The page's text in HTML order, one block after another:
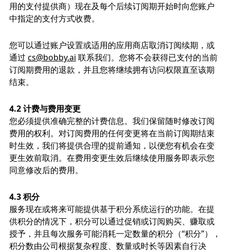
用的支付提供商）现在及每个后续订阅期开始时向您账户
中指定的支付方式收费。
您可以通过账户设置或适用的应用商店取消订阅续期，或
通过 cs@bobby.ai 联系我们。您将不会获得已支付的当前
订阅期费用的退款，并且您将继续拥有访问权限直至该期
结束。
4.2 计费与费用变更
您必须提供准确完整的计费信息。我们保留随时修改订阅
费用的权利。对订阅费用的任何变更将在当前订阅期结束
时生效，我们将提供合理的提前通知，以便您有机会在变
更生效前取消。在费用变更生效后继续使用服务即表示您
同意修改后的费用。
4.3 积分
服务现在或将来可能提供基于积分系统运行的功能。在提
供积分的情况下，积分可以通过促销或订阅购买、赚取或
授予，并且每次服务可能消耗一定数量的积分（“积分”），
积分数由公司根据复杂程度、数量或时长等因素自行决